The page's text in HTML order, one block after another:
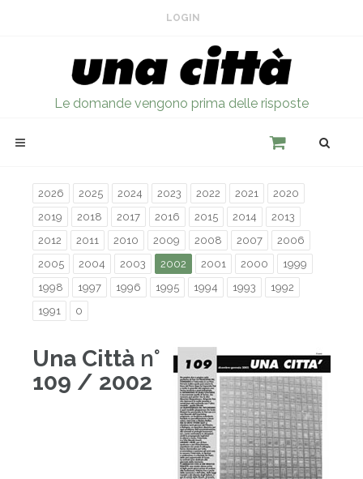
LOGIN
Le domande vengono prima delle risposte
2026 2025 2024 2023 2022 2021
2020
2019
2018 2017 2016 2015 2014
2013
2012
2011 2010 2009 2008 2007
2006
2005
2004 2003 2002 2001 2000
1999
1998
1997 1996 1995 1994 1993
1992
1991
0
Una Città n°
109 / 2002